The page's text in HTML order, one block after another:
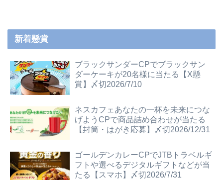
新着懸賞
ブラックサンダーCPでブラックサン
ダーケーキが20名様に当たる【X懸
賞】〆切2026/7/10
ネスカフェあなたの一杯を未来につな
げようCPで商品詰め合わせが当たる
【封筒・はがき応募】〆切2026/12/31
ゴールデンカレーCPでJTBトラベルギ
フトや選べるデジタルギフトなどが当
たる【スマホ】〆切2026/7/31